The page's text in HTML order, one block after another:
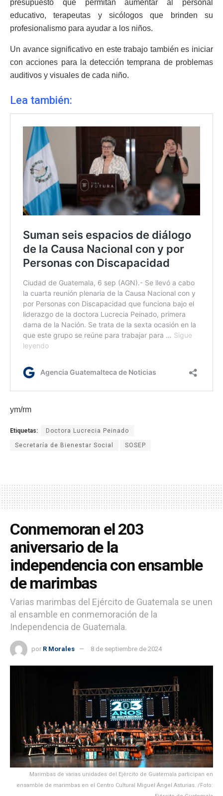
presupuesto que permitan aumentar al personal
educativo, terapeutas y sicólogos que brinden su
profesionalismo para ayudar a los niños.
Un avance significativo en este trabajo también es iniciar
con acciones para la detección temprana de problemas
auditivos y visuales de cada niño.
Lea también:
ym/rm
Etiquetas: Doctora Lucrecia Peinado
Secretaría de Bienestar Social SOSEP
Conmemoran el 203
aniversario de la
independencia con ensamble
de marimbas
Varias marimbas del Ejército de Guatemala se unen
al ensamble en conmemoración de la
Independencia de Guatemala.
por R Morales 8 de septiembre de 2024
Marimbas de varias unidades del Ejército de Guatemala participan en
ensamble de marimbas en el Centro Cultural Miguel Ángel Asturias. /Foto: